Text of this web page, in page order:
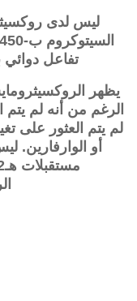
ليس لدى
تفاعل دوائي
يظهر
الرغم من أنه لم
لم يتم العثور على
أو الوارفارين.